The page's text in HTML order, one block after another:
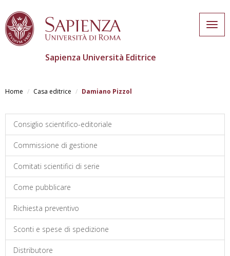
main
Sapienza Università Editrice
Home Casa editrice Damiano Pizzol
Consiglio scientifico-editoriale
Commissione di gestione
Comitati scientifici di serie
Come pubblicare
Richiesta preventivo
Sconti e spese di spedizione
Distributore